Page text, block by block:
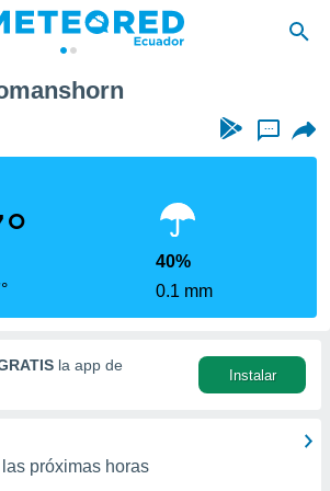
...
40%
0.1 mm
la app de
Instalar
próximas horas